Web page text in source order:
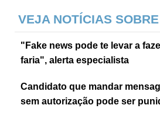
VEJA NOTÍCIAS
"Fake news pode te levar a
faria", alerta especialista
Candidato que mandar
sem autorização pode ser